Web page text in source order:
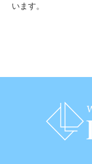
います。